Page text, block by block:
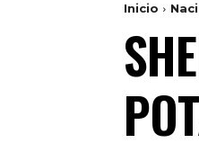
Inicio